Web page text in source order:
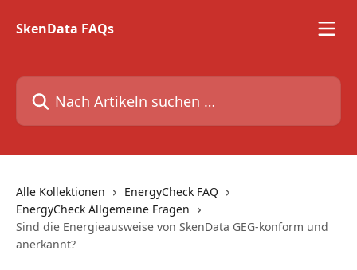
SkenData FAQs
Nach Artikeln suchen …
Alle Kollektionen
EnergyCheck FAQ
EnergyCheck Allgemeine Fragen
Sind die Energieausweise von SkenData GEG-konform und
anerkannt?